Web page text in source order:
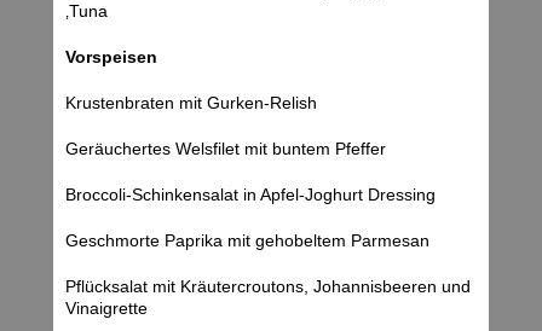
‚Tuna
Vorspeisen
Krustenbraten mit Gurken-Relish
Geräuchertes Welsfilet mit buntem Pfeffer
Broccoli-Schinkensalat in Apfel-Joghurt Dressing
Geschmorte Paprika mit gehobeltem Parmesan
Pflücksalat mit Kräutercroutons, Johannisbeeren und
Vinaigrette